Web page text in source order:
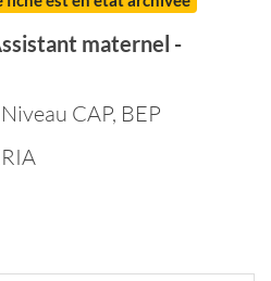
maternel -
Niveau CAP, BEP